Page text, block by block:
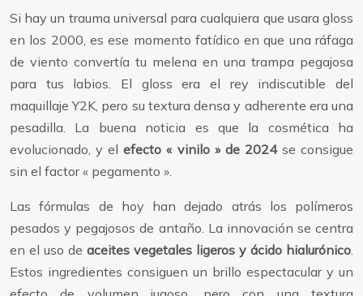
Si hay un trauma universal para cualquiera que usara gloss
en los 2000, es ese momento fatídico en que una ráfaga
de viento convertía tu melena en una trampa pegajosa
para tus labios. El gloss era el rey indiscutible del
maquillaje Y2K, pero su textura densa y adherente era una
pesadilla. La buena noticia es que la cosmética ha
evolucionado, y elefecto « vinilo » de 2024se consigue
sin el factor « pegamento ».
Las fórmulas de hoy han dejado atrás los polímeros
pesados y pegajosos de antaño. La innovación se centra
en el uso de aceites vegetales ligeros y ácido hialurónico.
Estos ingredientes consiguen un brillo espectacular y un